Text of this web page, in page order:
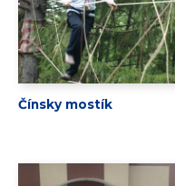
Čínsky mostík